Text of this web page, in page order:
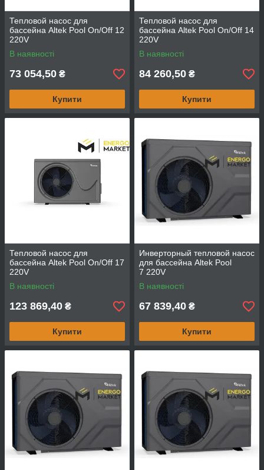
Тепловой насос для
бассейна Altek Pool On/Off 12
220V
В наявності
73 054,50 ₴
Купити
Тепловой насос для
бассейна Altek Pool On/Off 14
220V
В наявності
84 260,50 ₴
Купити
Тепловой насос для
бассейна Altek Pool On/Off 17
220V
В наявності
123 869,40 ₴
Купити
Инверторный тепловой насос
для бассейна Altek Pool
7 220V
В наявності
67 839,40 ₴
Купити